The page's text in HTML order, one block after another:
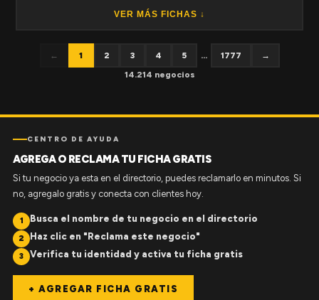
VER MÁS FICHAS ↓
← 1 2 3 4 5 ... 1777
→
14.214 negocios
CENTRO DE AYUDA
AGREGA O RECLAMA TU FICHA GRATIS
Si tu negocio ya esta en el directorio, puedes reclamarlo en minutos. Si
no, agregalo gratis y conecta con clientes hoy.
1 Busca el nombre de tu negocio en el directorio
2 Haz clic en "Reclama este negocio"
3 Verifica tu identidad y activa tu ficha gratis
+ AGREGAR FICHA GRATIS